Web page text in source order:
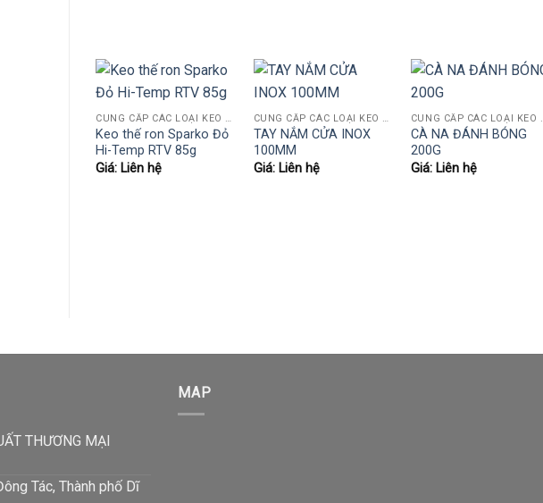
CUNG CẤP CÁC LOẠI KEO NGÀNH GỖ (KEO SỮA, AB, 502, POLY, PUTTY HỆ NƯỚC..)
Keo thế ron Sparko Đỏ
Hi-Temp RTV 85g
Giá: Liên hệ
CUNG CẤP CÁC LOẠI KEO NGÀNH GỖ (KEO SỮA, AB, 502, POLY, PUTTY HỆ NƯỚC..)
TAY NẮM CỬA INOX
100MM
Giá: Liên hệ
CUNG CẤP CÁC LOẠI
CÀ NA ĐÁNH BÓNG
200G
Giá: Liên hệ
THƯƠNG MẠI
Tác, Thành phố Dĩ
MAP